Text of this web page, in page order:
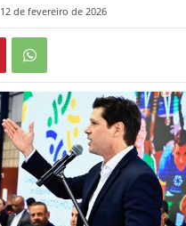
12 de fevereiro de 2026